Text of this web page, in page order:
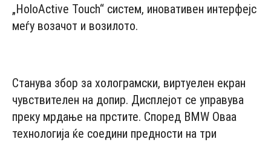
„HoloActive Touch“ систем, иновативен интерфејс
меѓу возачот и возилото.
Станува збор за холограмски, виртуелен екран
чувствителен на допир. Дисплејот се управува
преку мрдање на прстите. Според BMW Оваа
технологија ќе соедини предности на три